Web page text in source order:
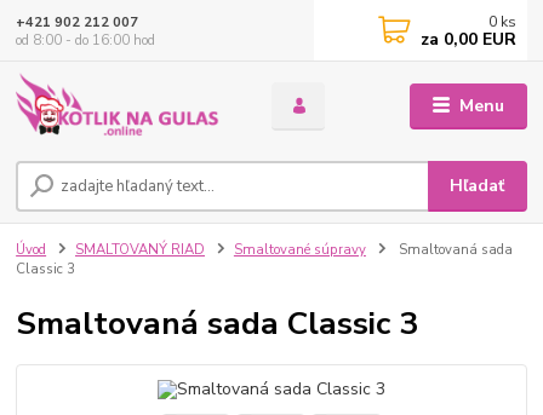
Menu
Hľadať
+421 902 212 007
od 8:00 - do 16:00 hod
0 ks
za 0,00 EUR
Úvod SMALTOVANÝ RIAD Smaltované súpravy
Smaltovaná sada
Classic 3
Smaltovaná sada Classic 3